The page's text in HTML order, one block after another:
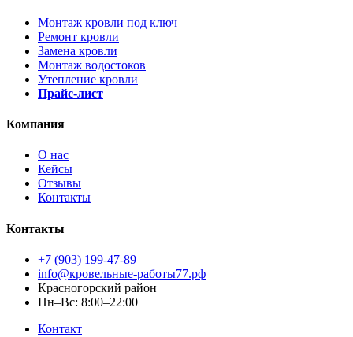
Монтаж кровли под ключ
Ремонт кровли
Замена кровли
Монтаж водостоков
Утепление кровли
Прайс-лист
Компания
О нас
Кейсы
Отзывы
Контакты
Контакты
+7 (903) 199-47-89
info@кровельные-работы77.рф
Красногорский район
Пн–Вс: 8:00–22:00
Контакт